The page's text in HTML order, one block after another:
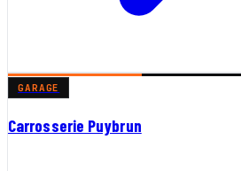
GARAGE
Carrosserie Puybrun